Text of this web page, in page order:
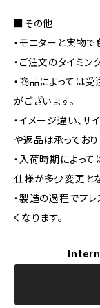
■その他
・モニターと実物
・ご注文のタイミ
・商品によっては
がございます。
・イメージ違い、
や返品は承っており
・入荷時期によって
仕様が多少変更と
・製造の過程でプ
くなります。